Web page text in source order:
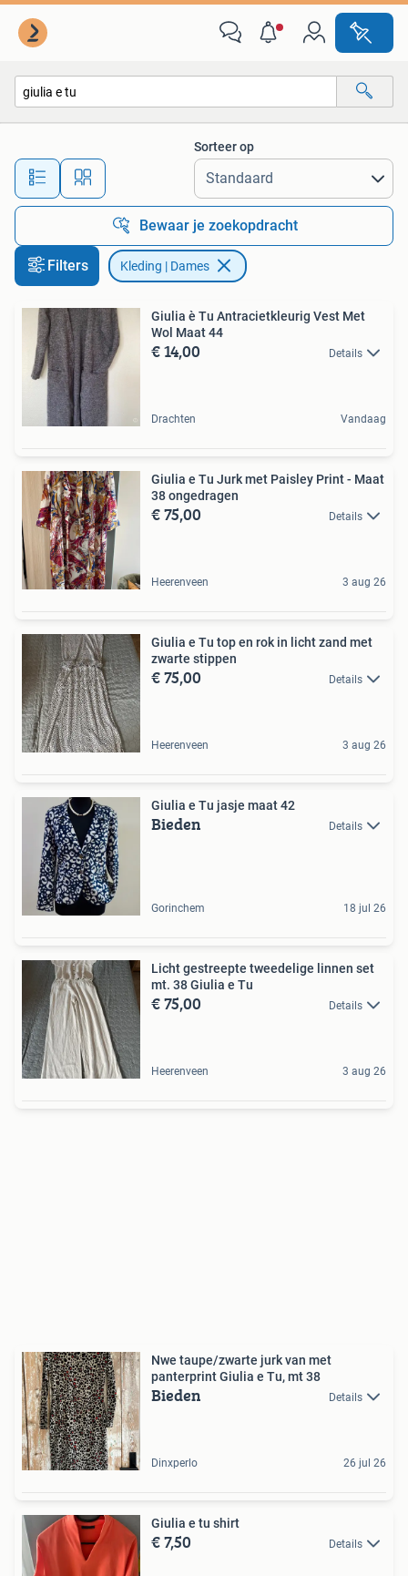
Alle afstanden…
Sorteer op
Bewaar je zoekopdracht
Filters Kleding | Dames
Giulia è Tu Antracietkleurig Vest Met
Wol Maat 44
€ 14,00 Details
Drachten Vandaag
Giulia e Tu Jurk met Paisley Print - Maat
38 ongedragen
€ 75,00 Details
Heerenveen 3 aug 26
Giulia e Tu top en rok in licht zand met
zwarte stippen
€ 75,00 Details
Heerenveen 3 aug 26
Giulia e Tu jasje maat 42
Bieden Details
Gorinchem 18 jul 26
Licht gestreepte tweedelige linnen set
mt. 38 Giulia e Tu
€ 75,00 Details
Heerenveen 3 aug 26
Nwe taupe/zwarte jurk van met
panterprint Giulia e Tu, mt 38
Bieden Details
Dinxperlo 26 jul 26
Giulia e tu shirt
€ 7,50 Details